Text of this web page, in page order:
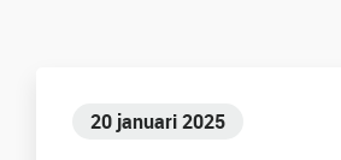
20 januari 2025